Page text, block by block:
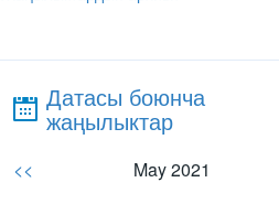
Датасы боюнча
жаңылыктар
<< May 2021